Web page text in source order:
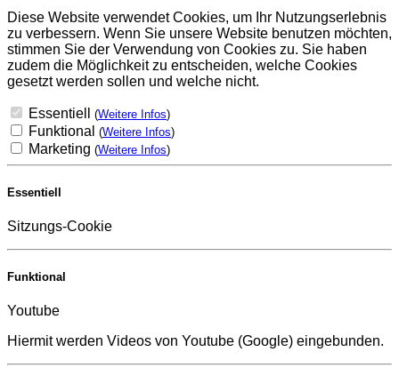
Diese Website verwendet Cookies, um Ihr Nutzungserlebnis
zu verbessern. Wenn Sie unsere Website benutzen möchten,
stimmen Sie der Verwendung von Cookies zu. Sie haben
zudem die Möglichkeit zu entscheiden, welche Cookies
gesetzt werden sollen und welche nicht.
Essentiell (Weitere Infos)
Funktional (Weitere Infos)
Marketing (Weitere Infos)
Essentiell
Sitzungs-Cookie
Funktional
Youtube
Hiermit werden Videos von Youtube (Google) eingebunden.